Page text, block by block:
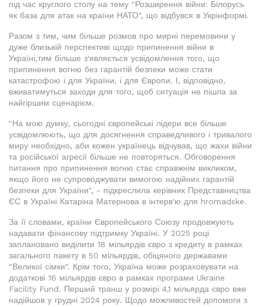
під час круглого столу на тему "Розширення війни: Білорусь
як база для атак на країни НАТО", що відбувся в Укрінформі.
Разом з тим, чим більше розмов про мирні перемовини у
дуже близькій перспективі щодо припинення війни в
Україні,тим більше з'являється усвідомлення того, що
припинення вогню без гарантій безпеки може стати
катастрофою і для України, і для Європи. І, відповідно,
вживатимуться заходи для того, щоб ситуація не пішла за
найгіршим сценарієм.
"На мою думку, сьогодні європейські лідери все більше
усвідомлюють, що для досягнення справедливого і тривалого
миру необхідно, аби кожен українець відчував, що жахи війни
та російської агресії більше не повторяться. Обговорення
питання про припинення вогню стає справжнім викликом,
якщо його не супроводжувати вимогою надійних гарантій
безпеки для України", - підкреслила керівник Представництва
ЄС в Україні Катаріна Матернова в інтерв'ю для hromadske.
За її словами, країни Європейського Союзу продовжують
надавати фінансову підтримку Україні. У 2025 році
заплановано виділити 18 мільярдів євро з кредиту в рамках
загального пакету в 50 мільярдів, обіцяного державами
"Великої сімки". Крім того, Україна може розраховувати на
додаткові 16 мільярдів євро в рамках програми Ukraine
Facility Fund. Перший транш у розмірі 4,1 мільярда євро вже
надійшов у грудні 2024 року. Щодо можливостей допомоги з